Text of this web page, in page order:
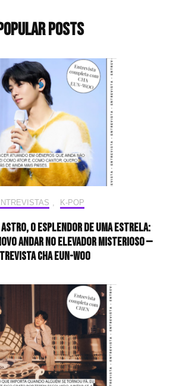
Posts
, K-POP
astro, o esplendor de uma estrela:
andar no elevador misterioso —
CHA EUN-WOO